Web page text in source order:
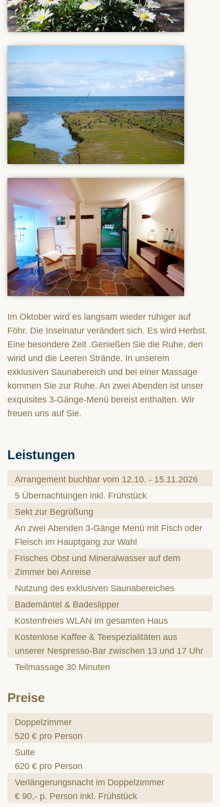
Im Oktober wird es langsam wieder ruhiger auf
Föhr. Die Inselnatur verändert sich. Es wird Herbst.
Eine besondere Zeit .Genießen Sie die Ruhe, den
wind und die Leeren Strände. In unserem
exklusiven Saunabereich und bei einer Massage
kommen Sie zur Ruhe. An zwei Abenden ist unser
exquisites 3-Gänge-Menü bereist enthalten. Wir
freuen uns auf Sie.
Leistungen
Arrangement buchbar vom 12.10. - 15.11.2026
5 Übernachtungen inkl. Frühstück
Sekt zur Begrüßung
An zwei Abenden 3-Gänge Menü mit Fisch oder
Fleisch im Hauptgang zur Wahl
Frisches Obst und Mineralwasser auf dem
Zimmer bei Anreise
Nutzung des exklusiven Saunabereiches
Bademäntel & Badeslipper
Kostenfreies WLAN im gesamten Haus
Kostenlose Kaffee & Teespezialitäten aus
unserer Nespresso-Bar zwischen 13 und 17 Uhr
Teilmassage 30 Minuten
Preise
Doppelzimmer
520 € pro Person
Suite
620 € pro Person
Verlängerungsnacht im Doppelzimmer
€ 90,- p. Person inkl. Frühstück